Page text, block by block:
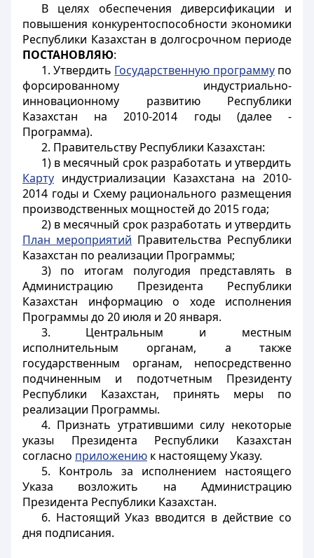
В целях обеспечения диверсификации и
повышения конкурентоспособности экономики
Республики Казахстан в долгосрочном периоде
ПОСТАНОВЛЯЮ:
1. Утвердить Государственную программупо
форсированному индустриально-
инновационному развитию Республики
Казахстан на 2010-2014 годы (далее -
Программа).
2. Правительству Республики Казахстан:
1) в месячный срок разработать и утвердить
Карту индустриализации Казахстана на 2010-
2014 годы и Схему рационального размещения
производственных мощностей до 2015 года;
2) в месячный срок разработать и утвердить
План мероприятий Правительства Республики
Казахстан по реализации Программы;
3) по итогам полугодия представлять в
Администрацию Президента Республики
Казахстан информацию о ходе исполнения
Программы до 20 июля и 20 января.
3. Центральным и местным
исполнительным органам, а также
государственным органам, непосредственно
подчиненным и подотчетным Президенту
Республики Казахстан, принять меры по
реализации Программы.
4. Признать утратившими силу некоторые
указы Президента Республики Казахстан
согласно приложению к настоящему Указу.
5. Контроль за исполнением настоящего
Указа возложить на Администрацию
Президента Республики Казахстан.
6. Настоящий Указ вводится в действие со
дня подписания.